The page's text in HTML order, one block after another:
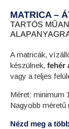
MATRICA –
TARTÓS
A matricák,
készülnek, fehér
vagy a teljes
Méret: minimum
Nagyobb méretű
Nézd meg a